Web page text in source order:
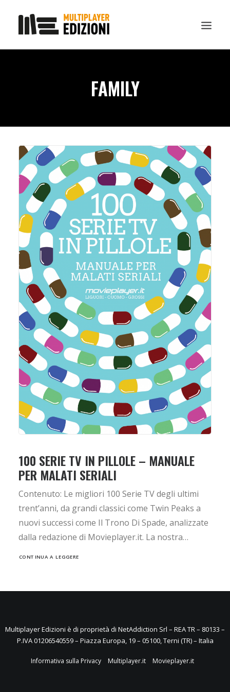
GADGET
NEWS
CONTATTI
CHI SIAMO
DOWNLOAD
RICERCA
FAMILY
100 SERIE TV IN PILLOLE – MANUALE
PER MALATI SERIALI
Contenuto: Le migliori 100 Serie TV degli ultimi
trent’anni, da grandi classici come Twin Peaks a
nuovi successi come Il Trono Di Spade, analizzate
dalla redazione di Movieplayer.it. La nostra…
CONTINUA A LEGGERE
Multiplayer Edizioni è di proprietà di NetAddiction Srl – REA TR – 80133 –
P.IVA 01206540559 – Piazza Europa, 19 – 05100, Terni (TR) – Italia
Informativa sulla Privacy Multiplayer.it Movieplayer.it